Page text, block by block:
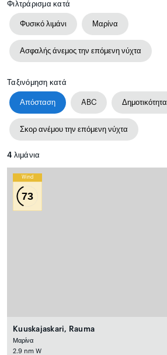
Φιλτράρισμα κατά
Φυσικό λιμάνι Μαρίνα
Ασφαλής άνεμος την επόμενη νύχτα
Ταξινόμηση κατά
Απόσταση ABC Δημοτικότητα
Σκορ ανέμου την επόμενη νύχτα
4 λιμάνια
Wind
73
Kuuskajaskari, Rauma
Μαρίνα
2.9 nm W